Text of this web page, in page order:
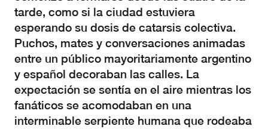
tarde, como si la ciudad estuviera
esperando su dosis de catarsis colectiva.
Puchos, mates y conversaciones animadas
entre un público mayoritariamente argentino
y español decoraban las calles. La
expectación se sentía en el aire mientras los
fanáticos se acomodaban en una
interminable serpiente humana que rodeaba